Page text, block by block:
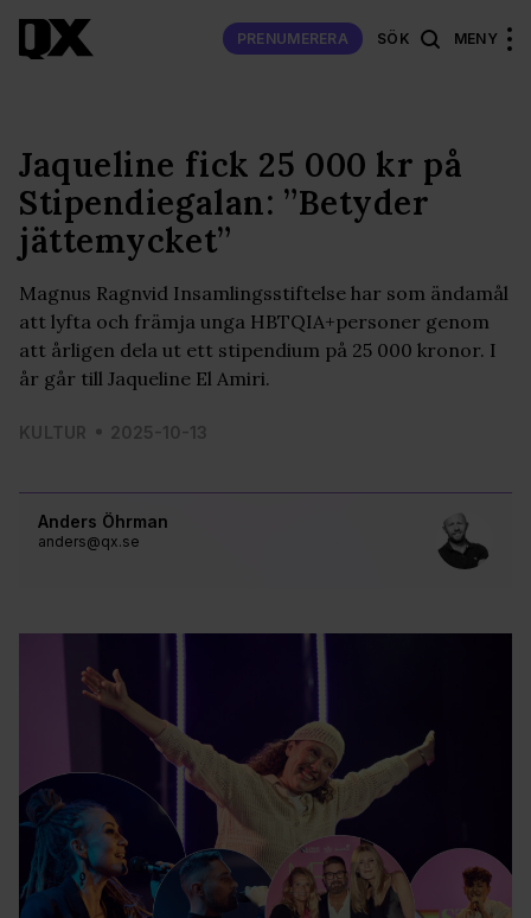
PRENUMERERA SÖK MENY
Anders Öhrman
anders@qx.se
Jaqueline fick 25 000 kr på
Stipendiegalan: ”Betyder
jättemycket”
Magnus Ragnvid Insamlingsstiftelse har som ändamål
att lyfta och främja unga HBTQIA+personer genom
att årligen dela ut ett stipendium på 25 000 kronor. I
år går till Jaqueline El Amiri.
KULTUR 2025-10-13